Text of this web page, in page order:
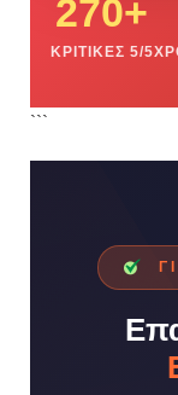
270+
ΚΡΙΤΙΚΈΣ 5/5
```